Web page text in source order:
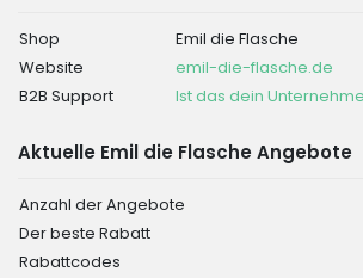
Shop
Emil die Flasche
Website
emil-die-flasche.de
B2B Support
Ist das dein
Aktuelle Emil die Flasche Angebote
Anzahl der Angebote
Der beste Rabatt
Rabattcodes